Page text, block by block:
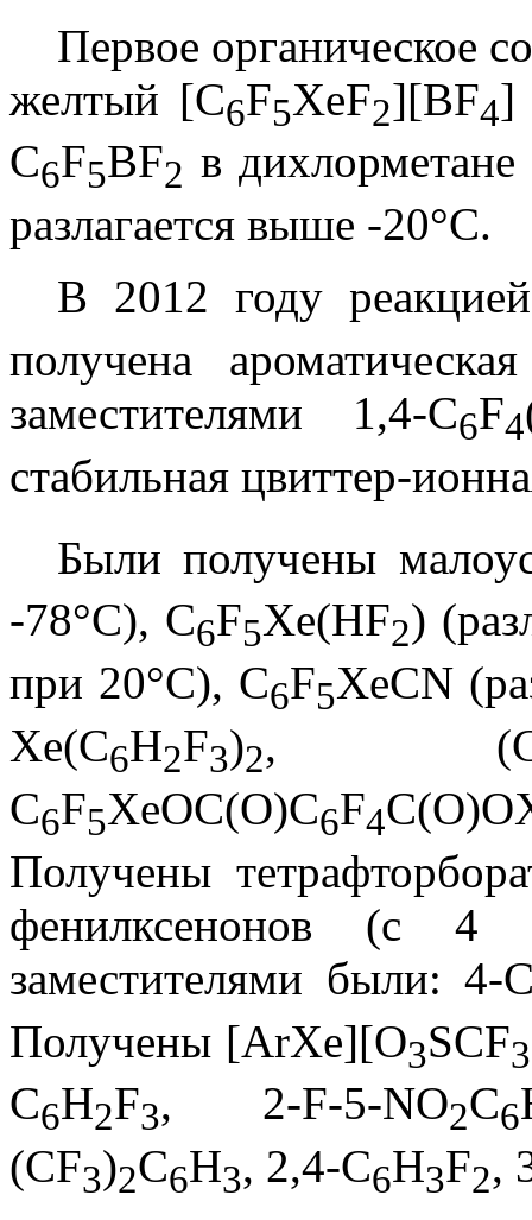
Первое органическое
желтый [C6F5XeF2][BF4]
C6F5BF2 в
разлагается выше -20°С.
В 2012 году
получена
заместителями 1,4-C6F4
стабильная цвиттер-
Были получены
-78°С), C6F5Xe(HF2)
при 20°С), C6F5XeCN
Xe(C6H2F3)2,
C6F5XeOC(O)C6F4
Получены
фенилксенонов (с 4
заместителями были: 4-
Получены [ArXe][O3SCF3
C6H2F3, 2-F-5-NO2C6
(CF3)2C6H3, 2,4-C6H3F2,